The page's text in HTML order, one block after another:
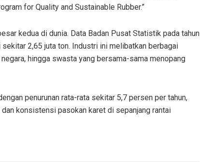
for Quality and Sustainable Rubber.”
kedua di dunia. Data Badan Pusat Statistik pada tahun
2,65 juta ton. Industri ini melibatkan berbagai
hingga swasta yang bersama-sama menopang
penurunan rata-rata sekitar 5,7 persen per tahun,
konsistensi pasokan karet di sepanjang rantai